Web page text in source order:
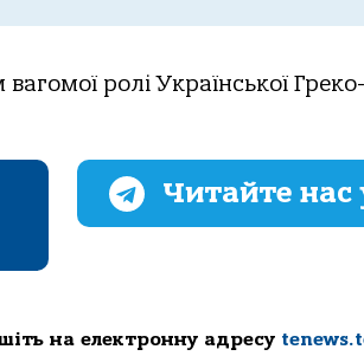
ролі Української
Читайте нас
на електронну адресу